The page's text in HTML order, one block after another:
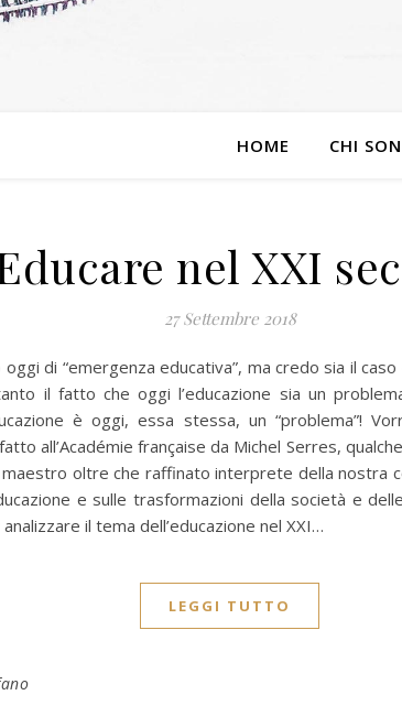
HOME CHI
nel XXI
27 Settembre 2018
di “emergenza educativa”, ma credo sia il
il fatto che oggi l’educazione sia un
è oggi, essa stessa, un “problema”!
all’Académie française da Michel Serres,
oltre che raffinato interprete della nostra
e sulle trasformazioni della società e
il tema dell’educazione nel XXI…
LEGGI TUTTO